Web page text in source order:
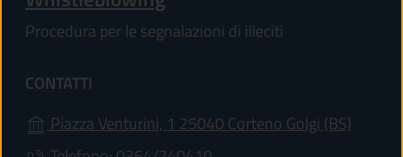
Procedura per le segnalazioni di illeciti
CONTATTI
Piazza Venturini, 1 25040 Corteno Golgi (BS)